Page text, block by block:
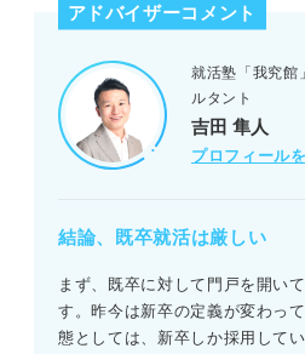
アドバイザーコメント
就活塾「我究館
ルタント
吉田 隼人
プロフィール
結論、既卒就活は厳しい
まず、既卒に対して門戸を開い
す。昨今は新卒の定義が変わっ
態としては、新卒しか採用して